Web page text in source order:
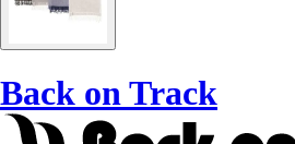
Back on Track